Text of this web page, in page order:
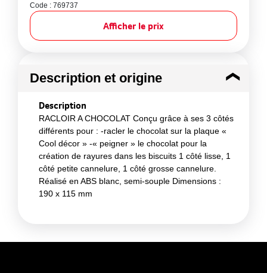
Code : 769737
Afficher le prix
Description et origine
Description
RACLOIR A CHOCOLAT Conçu grâce à ses 3 côtés
différents pour : -racler le chocolat sur la plaque «
Cool décor » -« peigner » le chocolat pour la
création de rayures dans les biscuits 1 côté lisse, 1
côté petite cannelure, 1 côté grosse cannelure.
Réalisé en ABS blanc, semi-souple Dimensions :
190 x 115 mm